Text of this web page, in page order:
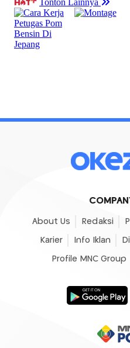
About Us Redaksi
Karier Info Iklan
Profile MNC Group